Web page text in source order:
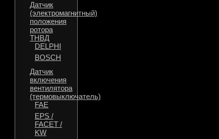
Датчик
(электромагнитный)
положения
ротора
ТНВД
DELPHI
BOSCH
Датчик
включения
вентилятора
(термовыключатель)
FAE
EPS /
FACET /
KW